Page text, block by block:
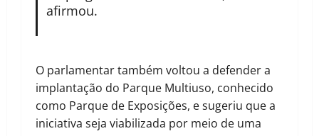
afirmou.
O parlamentar também voltou a defender a
implantação do Parque Multiuso, conhecido
como Parque de Exposições, e sugeriu que a
iniciativa seja viabilizada por meio de uma